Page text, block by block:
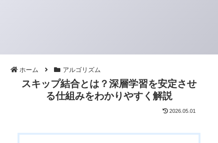
ホーム アルゴリズム
スキップ結合とは？深層学習を安定させ
る仕組みをわかりやすく解説
2026.05.01